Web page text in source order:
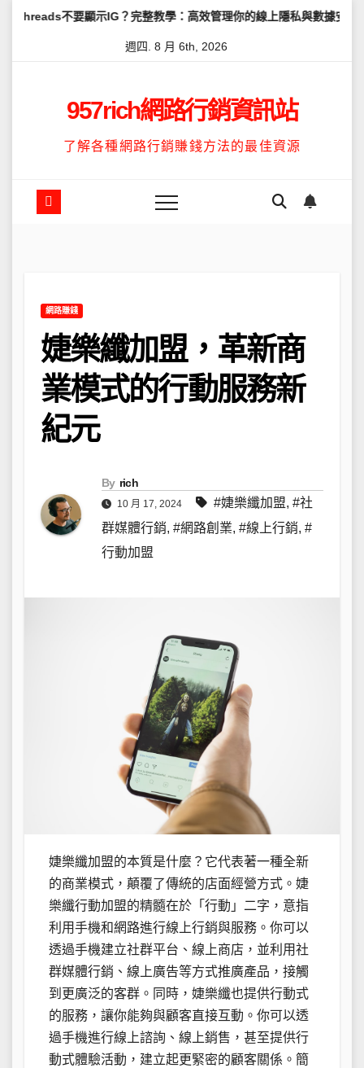
Skip
示IG？完整教學：高效管理你的線上隱私與數據安全 怎麼讓
週四. 8 月 6th, 2026
957rich網路行銷資訊站
了解各種網路行銷賺錢方法的最佳資源
網路賺錢
婕樂纖加盟，革新商
業模式的行動服務新
紀元
By rich
10 月 17, 2024 #婕樂纖加盟, #社
群媒體行銷, #網路創業, #線上行銷, #
行動加盟
婕樂纖加盟的本質是什麼？它代表著一種全新
的商業模式，顛覆了傳統的店面經營方式。婕
樂纖行動加盟的精髓在於「行動」二字，意指
利用手機和網路進行線上行銷與服務。你可以
透過手機建立社群平台、線上商店，並利用社
群媒體行銷、線上廣告等方式推廣產品，接觸
到更廣泛的客群。同時，婕樂纖也提供行動式
的服務，讓你能夠與顧客直接互動。你可以透
過手機進行線上諮詢、線上銷售，甚至提供行
動式體驗活動，建立起更緊密的顧客關係。簡